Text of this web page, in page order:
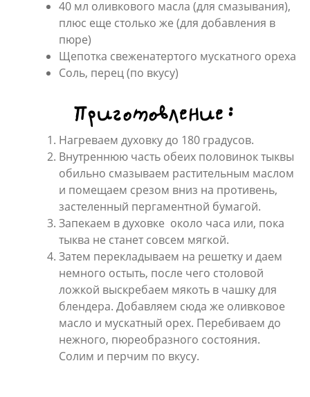
40 мл оливкового масла (для смазывания),
плюс еще столько же (для добавления в
пюре)
Щепотка свеженатертого мускатного ореха
Соль, перец (по вкусу)
Приготовление:
Нагреваем духовку до 180 градусов.
Внутреннюю часть обеих половинок тыквы
обильно смазываем растительным маслом
и помещаем срезом вниз на противень,
застеленный пергаментной бумагой.
Запекаем в духовке около часа или, пока
тыква не станет совсем мягкой.
Затем перекладываем на решетку и даем
немного остыть, после чего столовой
ложкой выскребаем мякоть в чашку для
блендера. Добавляем сюда же оливковое
масло и мускатный орех. Перебиваем до
нежного, пюреобразного состояния.
Солим и перчим по вкусу.